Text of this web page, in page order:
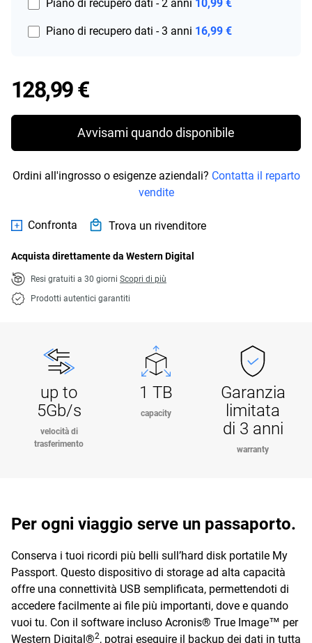
Piano di recupero dati - 2 anni 10,99 €
Piano di recupero dati - 3 anni 16,99 €
128,99 €Price 128,99 €
Avvisami quando disponibile
Ordini all'ingrosso o esigenze aziendali? Contatta il reparto
vendite
Confronta Trova un rivenditore
Acquista direttamente da Western Digital
Resi gratuiti a 30 giorni Scopri di più
Prodotti autentici garantiti
up to
5Gb/s
velocità di
trasferimento
1 TB
capacity
Garanzia
limitata
di 3 anni
warranty
Per ogni viaggio serve un passaporto.
Conserva i tuoi ricordi più belli sull’hard disk portatile My
Passport. Questo dispositivo di storage ad alta capacità
offre una connettività USB semplificata, permettendoti di
accedere facilmente ai file più importanti, dove e quando
vuoi tu. Con il software incluso Acronis® True Image™ per
Western Digital®2, potrai eseguire il backup dei dati in tutta